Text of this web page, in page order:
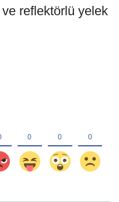
ve reflektörlü yelek